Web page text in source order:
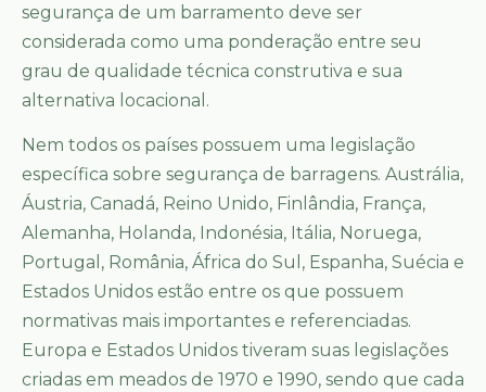
segurança de um barramento deve ser
considerada como uma ponderação entre seu
grau de qualidade técnica construtiva e sua
alternativa locacional.
Nem todos os países possuem uma legislação
específica sobre segurança de barragens. Austrália,
Áustria, Canadá, Reino Unido, Finlândia, França,
Alemanha, Holanda, Indonésia, Itália, Noruega,
Portugal, România, África do Sul, Espanha, Suécia e
Estados Unidos estão entre os que possuem
normativas mais importantes e referenciadas.
Europa e Estados Unidos tiveram suas legislações
criadas em meados de 1970 e 1990, sendo que cada